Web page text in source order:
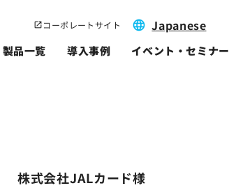
コーポレートサイト Japanese
製品一覧 導入事例 イベント・セミナー
株式会社JALカード様